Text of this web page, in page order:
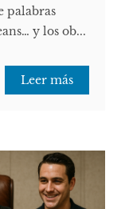
palabras
y los ob...
Leer más